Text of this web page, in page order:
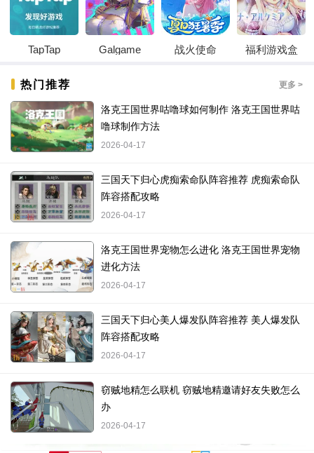
TapTap Galgame 战火使命 福利游戏盒
热门推荐 更多 >
洛克王国世界咕噜球如何制作 洛克王国世界咕
噜球制作方法
2026-04-17
三国天下归心虎痴索命队阵容推荐 虎痴索命队
阵容搭配攻略
2026-04-17
洛克王国世界宠物怎么进化 洛克王国世界宠物
进化方法
2026-04-17
三国天下归心美人爆发队阵容推荐 美人爆发队
阵容搭配攻略
2026-04-17
窃贼地精怎么联机 窃贼地精邀请好友失败怎么
办
2026-04-17